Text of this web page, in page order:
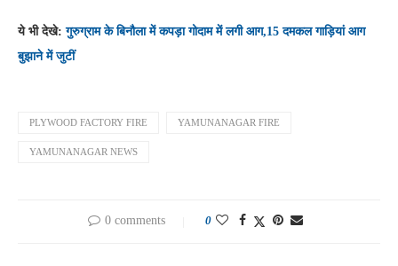
ये भी देखे:गुरुग्राम के बिनौला में कपड़ा गोदाम में लगी आग,15 दमकल गाड़ियां आग
बुझाने में जुटीं
PLYWOOD FACTORY FIRE YAMUNANAGAR FIRE
YAMUNANAGAR NEWS
0 comments 0